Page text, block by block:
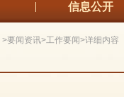
信息公开
>要闻资讯>工作要闻>详细内容